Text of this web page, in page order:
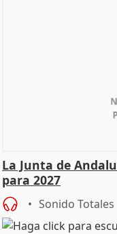
La Junta de
para 2027
Sonido Totales